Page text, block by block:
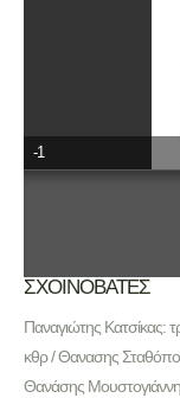
-1
ΣΧΟΙΝΟΒΑΤΕΣ
Παναγιώτης Κατσίκας:
κθρ / Θανασης
Θανάσης